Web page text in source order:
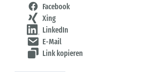
Facebook
Xing
LinkedIn
E-Mail
Link kopieren